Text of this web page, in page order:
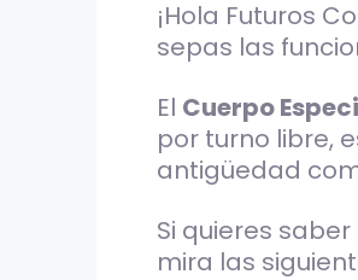
¡Hola Futuros
sepas las
El Cuerpo
por turno libre,
antigüedad
Si quieres
mira las